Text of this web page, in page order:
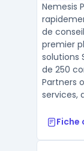
Nemesis
de
premier
solutions
de 250
Partners
services,
Fiche